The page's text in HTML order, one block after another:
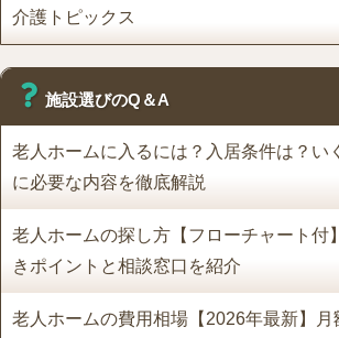
介護トピックス
施設選びのQ＆A
老人ホームに入るには？入居条件は？い
に必要な内容を徹底解説
老人ホームの探し方【フローチャート付
きポイントと相談窓口を紹介
老人ホームの費用相場【2026年最新】月